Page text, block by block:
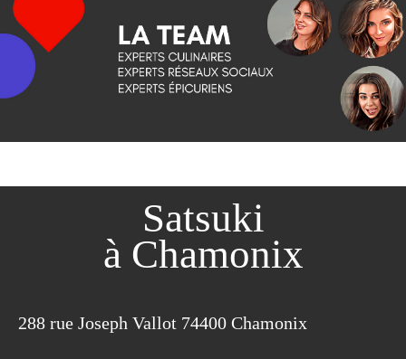
Satsuki
à Chamonix
288 rue Joseph Vallot 74400 Chamonix